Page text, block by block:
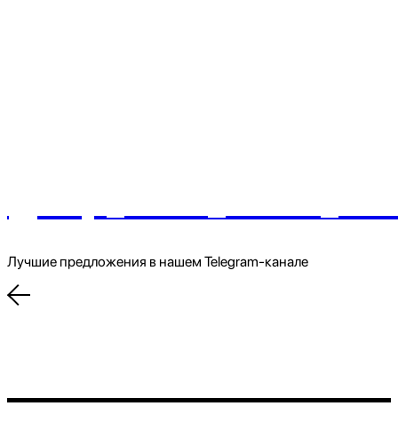
Лучшие предложения в нашем Telegram-канале